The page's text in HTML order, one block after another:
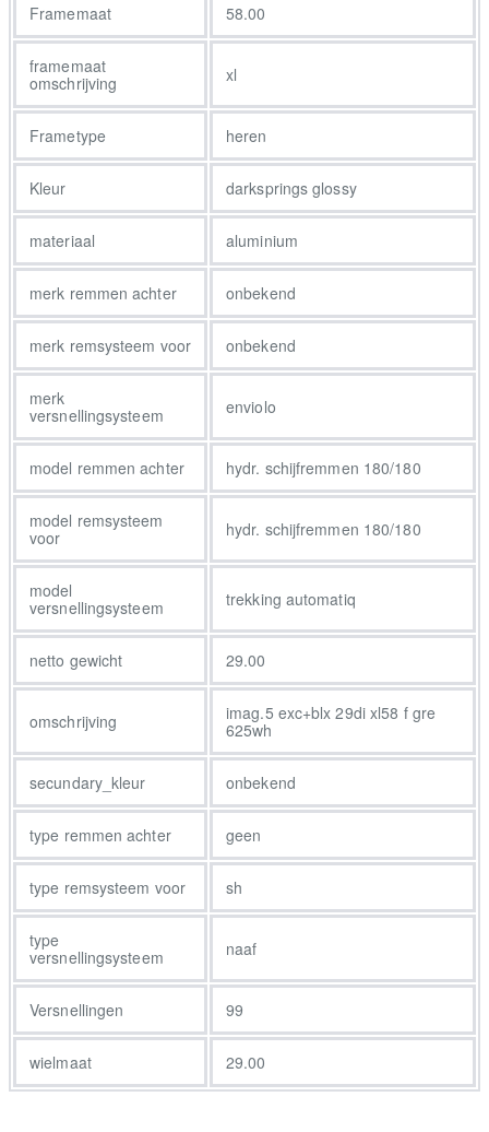
Framemaat 58.00
framemaat
omschrijving
xl
Frametype heren
Kleur darksprings glossy
materiaal aluminium
merk remmen achter onbekend
merk remsysteem voor onbekend
merk
versnellingsysteem
enviolo
model remmen achter hydr. schijfremmen 180/180
model remsysteem
voor
hydr. schijfremmen 180/180
model
versnellingsysteem
trekking automatiq
netto gewicht 29.00
omschrijving
imag.5 exc+blx 29di xl58 f gre
625wh
secundary_kleur onbekend
type remmen achter geen
type remsysteem voor sh
type
versnellingsysteem
naaf
Versnellingen 99
wielmaat 29.00